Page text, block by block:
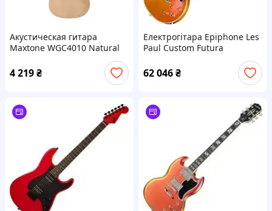
Акустическая гитара
Maxtone WGC4010 Natural
4 219₴
Електрогітара Epiphone Les
Paul Custom Futura
62 046₴